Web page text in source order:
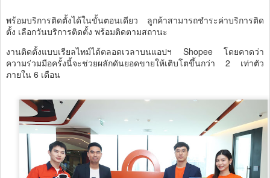
พร้อมบริการติดตั้งได้ในขั้นตอนเดียว ลูกค้าสามารถชำระค่าบริการติด
ตั้ง เลือกวันบริการติดตั้ง พร้อมติดตามสถานะ
งานติดตั้งแบบเรียลไทม์ได้ตลอดเวลาบนแอปฯ Shopee โดยคาดว่า
ความร่วมมือครั้งนี้จะช่วยผลักดันยอดขายให้เติบโตขึ้นกว่า 2 เท่าตัว
ภายใน 6 เดือน